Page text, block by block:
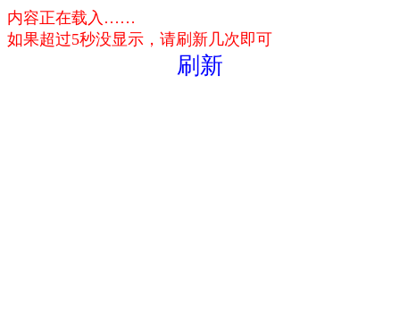
内容正在载入……
如果超过5秒没显示，请刷新几次即可
刷新